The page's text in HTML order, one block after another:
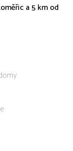
a 5 km od